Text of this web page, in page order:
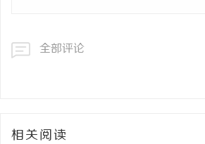
全部评论
相关阅读